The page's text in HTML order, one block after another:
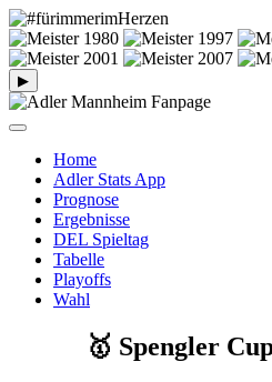
▶
Home
Adler Stats App
Prognose
Ergebnisse
DEL Spieltag
Tabelle
Playoffs
Wahl
🥇 Spengler